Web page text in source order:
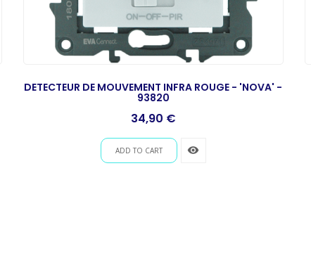
DETECTEUR DE MOUVEMENT INFRA ROUGE - 'NOVA' -
93820
Prix
34,90 €
ADD TO CART remove_red_eye